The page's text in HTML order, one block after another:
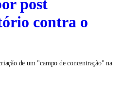
contra o
de um "campo de concentração" na